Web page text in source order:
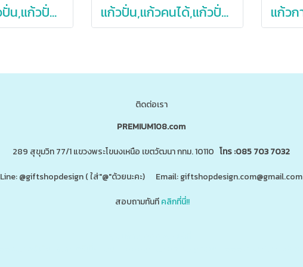
เครื่องปั่น,แก้วปั่น,แก้วปั่นน้ำผลไม้,เครื่องปั่นน้ำผลไม้ แก้วปั่น,แก้วคนได้,แก้วปั่นอัตโนมัติ,ราคาถูก,380ml
ติดต่อเรา
PREMIUM108.com
289 สุขุมวิท 77/1 แขวงพระโขนงเหนือ เขตวัฒนา กทม. 10110 โทร :085 703 7032
Line: @giftshopdesign ( ใส่"@"ด้วยนะคะ) Email: giftshopdesign.com@gmail.com
สอบถามทันทีคลิกที่นี่!!